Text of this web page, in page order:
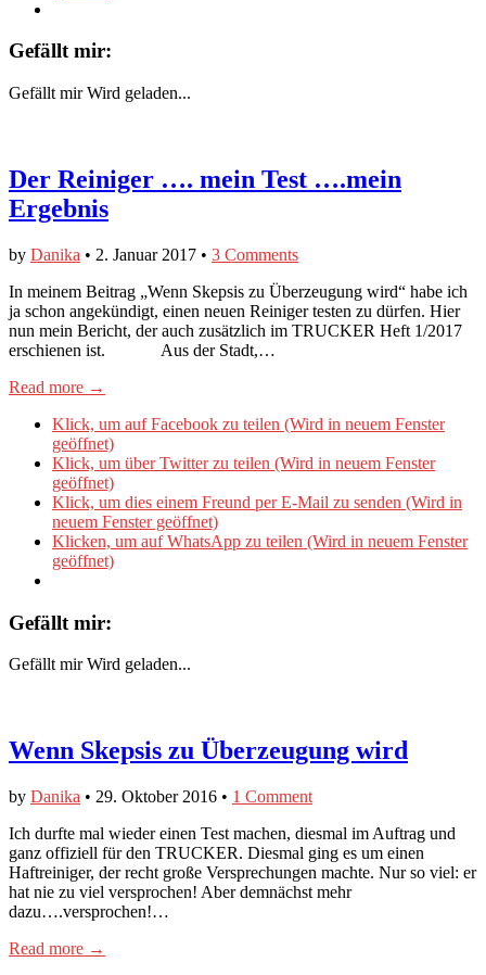
Gefällt mir:
Gefällt mir Wird geladen...
Der Reiniger …. mein Test ….mein
Ergebnis
by Danika • 2. Januar 2017 • 3 Comments
In meinem Beitrag „Wenn Skepsis zu Überzeugung wird“ habe ich
ja schon angekündigt, einen neuen Reiniger testen zu dürfen. Hier
nun mein Bericht, der auch zusätzlich im TRUCKER Heft 1/2017
erschienen ist. Aus der Stadt,…
Read more →
Klick, um auf Facebook zu teilen (Wird in neuem Fenster
geöffnet)
Klick, um über Twitter zu teilen (Wird in neuem Fenster
geöffnet)
Klick, um dies einem Freund per E-Mail zu senden (Wird in
neuem Fenster geöffnet)
Klicken, um auf WhatsApp zu teilen (Wird in neuem Fenster
geöffnet)
Gefällt mir:
Gefällt mir Wird geladen...
Wenn Skepsis zu Überzeugung wird
by Danika • 29. Oktober 2016 • 1 Comment
Ich durfte mal wieder einen Test machen, diesmal im Auftrag und
ganz offiziell für den TRUCKER. Diesmal ging es um einen
Haftreiniger, der recht große Versprechungen machte. Nur so viel: er
hat nie zu viel versprochen! Aber demnächst mehr
dazu….versprochen!…
Read more →